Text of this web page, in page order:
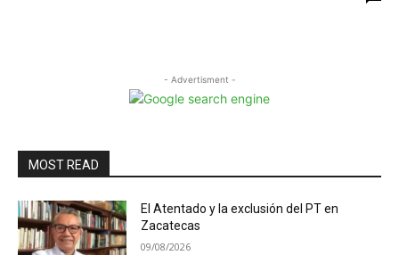
- Advertisment -
MOST READ
El Atentado y la exclusión del PT en
Zacatecas
09/08/2026